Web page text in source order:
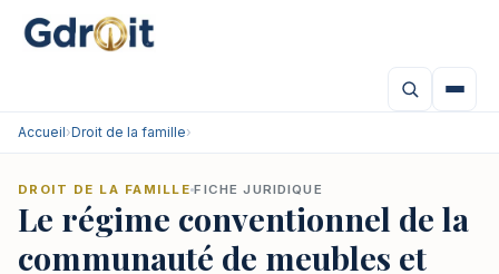
Accueil›Droit de la famille›
DROIT DE LA FAMILLE FICHE JURIDIQUE
Le régime conventionnel de la
communauté de meubles et